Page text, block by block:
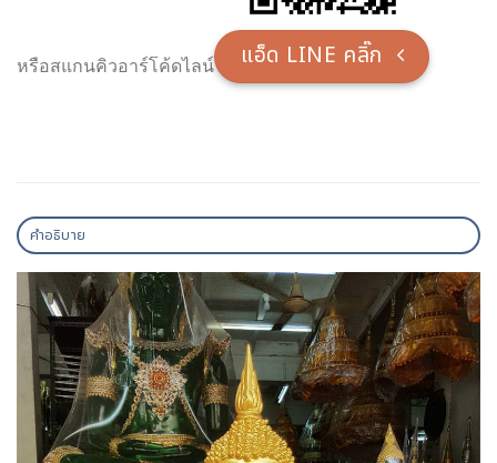
หรือสแกนคิวอาร์โค้ดไลน์ แอ็ด LINE คลิ๊ก
คำอธิบาย